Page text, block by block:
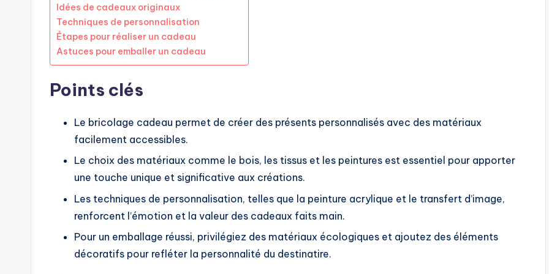
Idées de cadeaux originaux
Techniques de personnalisation
Étapes pour réaliser un cadeau
Astuces pour emballer un cadeau
Points clés
Le bricolage cadeau permet de créer des présents personnalisés avec des matériaux
facilement accessibles.
Le choix des matériaux comme le bois, les tissus et les peintures est essentiel pour apporter
une touche unique et significative aux créations.
Les techniques de personnalisation, telles que la peinture acrylique et le transfert d’image,
renforcent l’émotion et la valeur des cadeaux faits main.
Pour un emballage réussi, privilégiez des matériaux écologiques et ajoutez des éléments
décoratifs pour refléter la personnalité du destinatire.